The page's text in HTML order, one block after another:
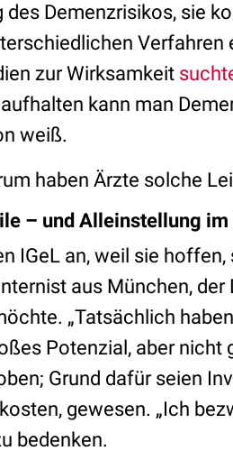
Demenzrisikos, sie
Verfahren
zur Wirksamkeit
kann man
weiß.
haben Ärzte solche
– und Alleinstellung
IGeL an, weil sie
aus München,
„Tatsächlich
Potenzial, aber nicht
Grund dafür seien
gewesen. „Ich
bedenken.